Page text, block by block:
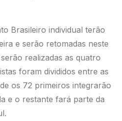
Brasileiro individual terão
e serão retomadas neste
realizadas as quatro
foram divididos entre as
os 72 primeiros integrarão
e o restante fará parte da